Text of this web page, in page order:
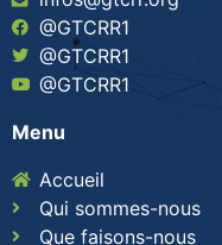
@GTCRR1
@GTCRR1
@GTCRR1
Menu
Accueil
Qui sommes-nous
Que faisons-nous